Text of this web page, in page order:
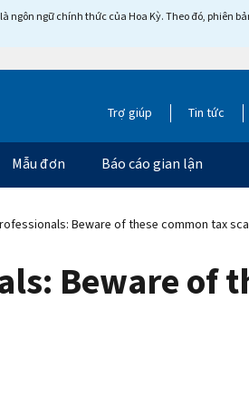
ngữ chính thức của Hoa Kỳ. Theo đó, phiên
Trợ giúp Tin tức
Mẫu đơn Báo cáo gian lận
Beware of these common tax
Beware of